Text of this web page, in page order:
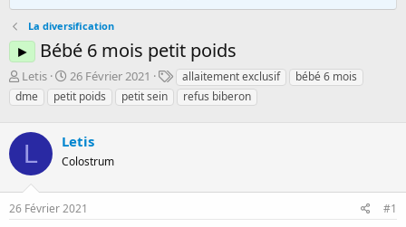
La diversification
► Bébé 6 mois petit poids
D
é
m
r
é
e
p
Letis
D
a
t
d
e
é
b
26 Février 2021
T
a
g
allaitement exclusif
bébé 6 mois
dme
petit poids petit sein refus biberon
L Letis
Colostrum
26 Février 2021 #1